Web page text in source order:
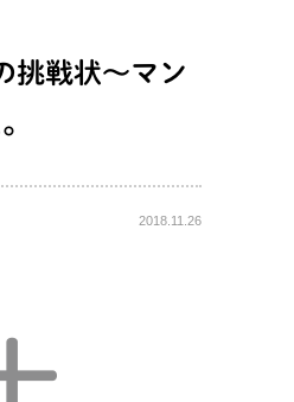
挑戦状～マン
2018.11.26